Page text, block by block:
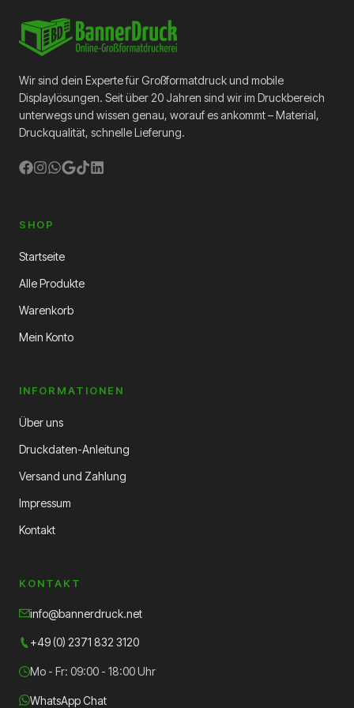
Wir sind dein Experte für Großformatdruck und mobile
Displaylösungen. Seit über 20 Jahren sind wir im Druckbereich
unterwegs und wissen genau, worauf es ankommt – Material,
Druckqualität, schnelle Lieferung.
SHOP
Startseite
Alle Produkte
Warenkorb
Mein Konto
INFORMATIONEN
Über uns
Druckdaten-Anleitung
Versand und Zahlung
Impressum
Kontakt
KONTAKT
info@bannerdruck.net
+49 (0) 2371 832 3120
Mo - Fr: 09:00 - 18:00 Uhr
WhatsApp Chat